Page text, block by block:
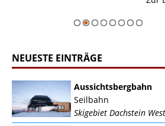
NEUESTE EINTRÄGE
Aussichtsbergbahn
Seilbahn
Skigebiet Dachstein West